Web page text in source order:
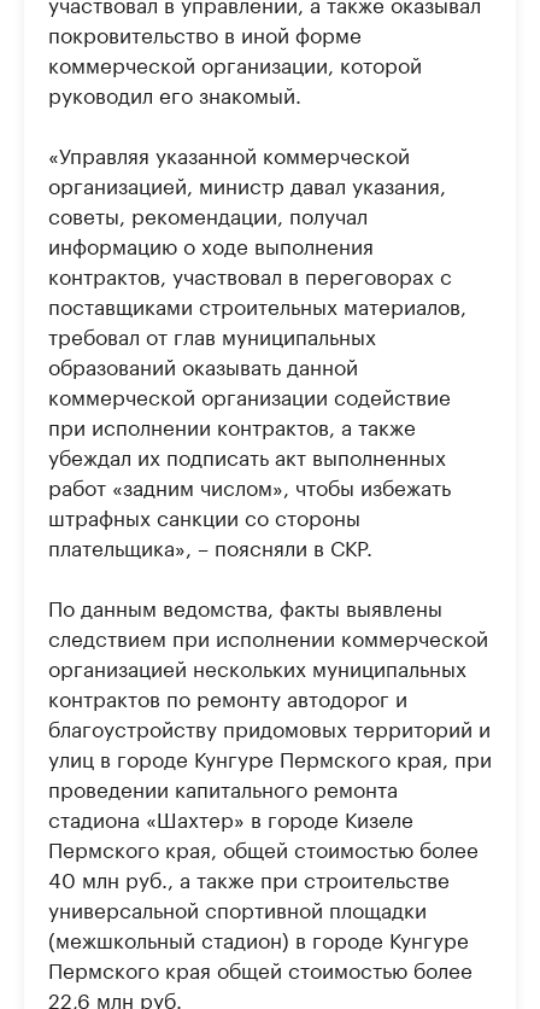
покровительство в иной форме
коммерческой организации, которой
руководил его знакомый.
«Управляя указанной коммерческой
организацией, министр давал указания,
советы, рекомендации, получал
информацию о ходе выполнения
контрактов, участвовал в переговорах с
поставщиками строительных материалов,
требовал от глав муниципальных
образований оказывать данной
коммерческой организации содействие
при исполнении контрактов, а также
убеждал их подписать акт выполненных
работ «задним числом», чтобы избежать
штрафных санкции со стороны
плательщика», – поясняли в СКР.
По данным ведомства, факты выявлены
следствием при исполнении коммерческой
организацией нескольких муниципальных
контрактов по ремонту автодорог и
благоустройству придомовых территорий и
улиц в городе Кунгуре Пермского края, при
проведении капитального ремонта
стадиона «Шахтер» в городе Кизеле
Пермского края, общей стоимостью более
40 млн руб., а также при строительстве
универсальной спортивной площадки
(межшкольный стадион) в городе Кунгуре
Пермского края общей стоимостью более
22,6 млн руб.